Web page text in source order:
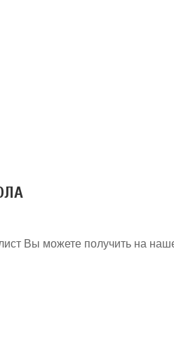
Вы можете получить на